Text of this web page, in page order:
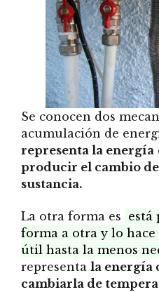
Se conocen dos
acumulación de
representa la energía
producir el cambio de
sustancia.
La otra forma es está
forma a otra y lo hace
útil hasta la menos
representa la energía
cambiarla de